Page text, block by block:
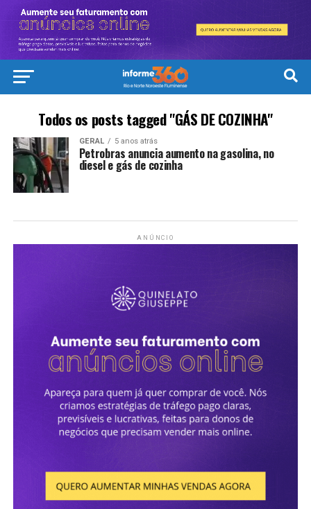
Todos os posts tagged "GÁS DE COZINHA"
GERAL 5 anos atrás
Petrobras anuncia aumento na gasolina, no
diesel e gás de cozinha
ANÚNCIO